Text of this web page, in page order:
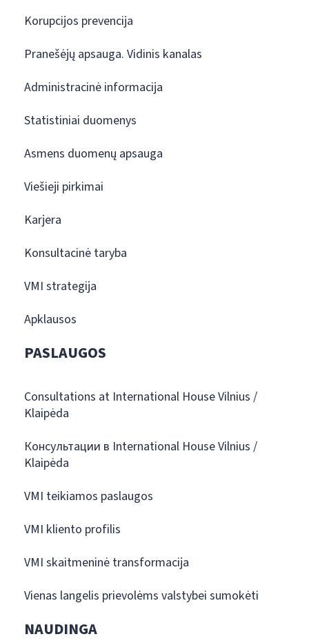
Korupcijos prevencija
Pranešėjų apsauga. Vidinis kanalas
Administracinė informacija
Statistiniai duomenys
Asmens duomenų apsauga
Viešieji pirkimai
Karjera
Konsultacinė taryba
VMI strategija
Apklausos
PASLAUGOS
Consultations at International House Vilnius /
Klaipėda
Консультации в International House Vilnius /
Klaipėda
VMI teikiamos paslaugos
VMI kliento profilis
VMI skaitmeninė transformacija
Vienas langelis prievolėms valstybei sumokėti
NAUDINGA